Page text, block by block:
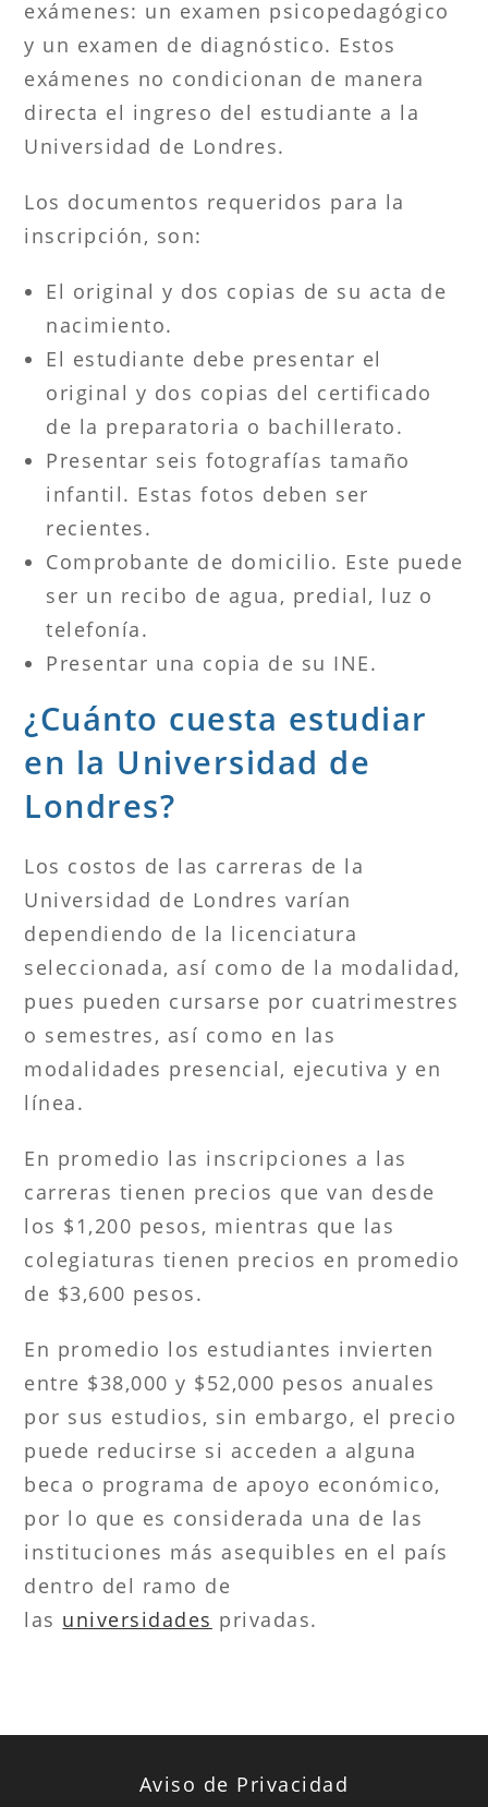
exámenes: un examen psicopedagógico
y un examen de diagnóstico. Estos
exámenes no condicionan de manera
directa el ingreso del estudiante a la
Universidad de Londres.
Los documentos requeridos para la
inscripción, son:
El original y dos copias de su acta de
nacimiento.
El estudiante debe presentar el
original y dos copias del certificado
de la preparatoria o bachillerato.
Presentar seis fotografías tamaño
infantil. Estas fotos deben ser
recientes.
Comprobante de domicilio. Este puede
ser un recibo de agua, predial, luz o
telefonía.
Presentar una copia de su INE.
¿Cuánto cuesta estudiar
en la Universidad de
Londres?
Los costos de las carreras de la
Universidad de Londres varían
dependiendo de la licenciatura
seleccionada, así como de la modalidad,
pues pueden cursarse por cuatrimestres
o semestres, así como en las
modalidades presencial, ejecutiva y en
línea.
En promedio las inscripciones a las
carreras tienen precios que van desde
los $1,200 pesos, mientras que las
colegiaturas tienen precios en promedio
de $3,600 pesos.
En promedio los estudiantes invierten
entre $38,000 y $52,000 pesos anuales
por sus estudios, sin embargo, el precio
puede reducirse si acceden a alguna
beca o programa de apoyo económico,
por lo que es considerada una de las
instituciones más asequibles en el país
dentro del ramo de
las universidades privadas.
Aviso de Privacidad